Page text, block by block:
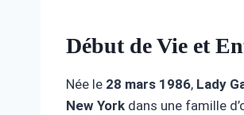
Début de Vie et
Née le 28 mars 1986, Lady
New York dans une famille